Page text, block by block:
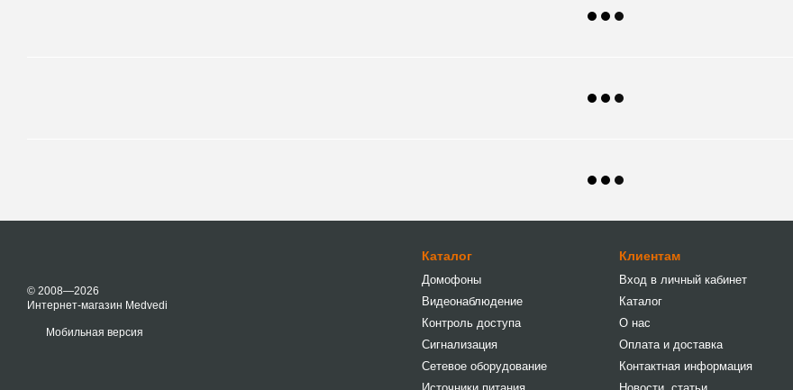
© 2008—2026
Интернет-магазин Medvedi
Мобильная версия
Каталог
Домофоны
Видеонаблюдение
Контроль доступа
Сигнализация
Сетевое оборудование
Клиентам
Вход в личный кабинет
Каталог
О нас
Оплата и доставка
Контактная информация